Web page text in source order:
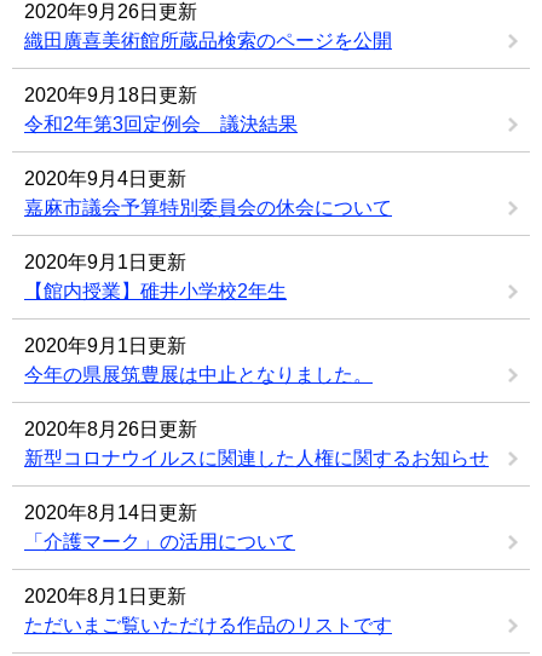
2020年9月26日更新
織田廣喜美術館所蔵品検索のページを公開
2020年9月18日更新
令和2年第3回定例会 議決結果
2020年9月4日更新
嘉麻市議会予算特別委員会の休会について
2020年9月1日更新
【館内授業】碓井小学校2年生
2020年9月1日更新
今年の県展筑豊展は中止となりました。
2020年8月26日更新
新型コロナウイルスに関連した人権に関するお知らせ
2020年8月14日更新
「介護マーク」の活用について
2020年8月1日更新
ただいまご覧いただける作品のリストです